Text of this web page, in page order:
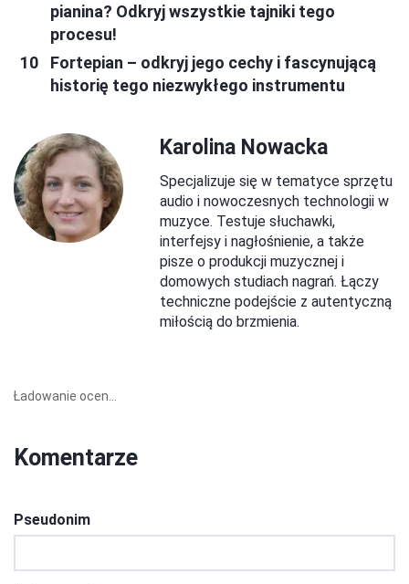
pianina? Odkryj wszystkie tajniki tego
procesu!
Fortepian – odkryj jego cechy i fascynującą
historię tego niezwykłego instrumentu
Karolina Nowacka
Specjalizuje się w tematyce sprzętu
audio i nowoczesnych technologii w
muzyce. Testuje słuchawki,
interfejsy i nagłośnienie, a także
pisze o produkcji muzycznej i
domowych studiach nagrań. Łączy
techniczne podejście z autentyczną
miłością do brzmienia.
Ładowanie ocen...
Komentarze
Pseudonim